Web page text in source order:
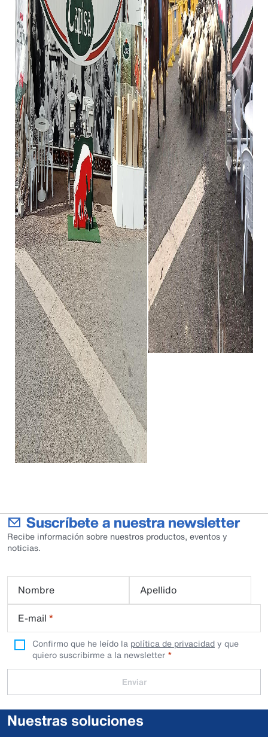
Suscríbete a nuestra newsletter
Recibe información sobre nuestros productos, eventos y
noticias.
Nombre
Apellido
E-mail *
Confirmo que he leído la política de privacidady que
quiero suscribirme a la newsletter
Enviar
Nuestras soluciones